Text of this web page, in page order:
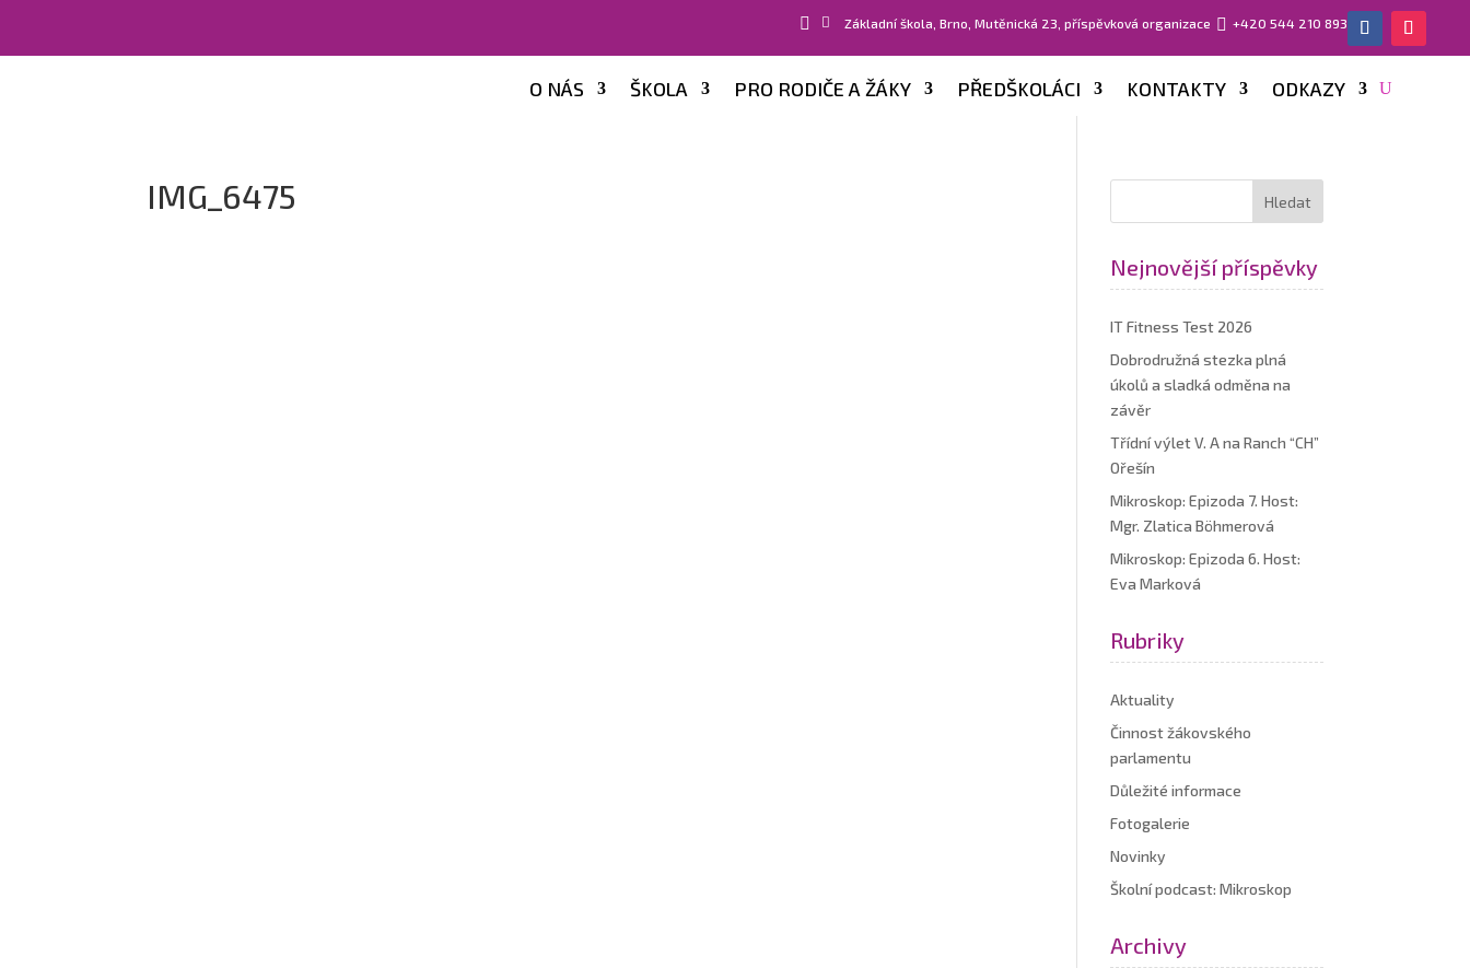
  Základní škola, Brno, Mutěnická 23, příspěvková organizace  +420 544 210 893
O NÁS ŠKOLA PRO RODIČE A ŽÁKY PŘEDŠKOLÁCI KONTAKTY ODKAZY
IMG_6475
Nejnovější příspěvky
IT Fitness Test 2026
Dobrodružná stezka plná
úkolů a sladká odměna na
závěr
Třídní výlet V. A na Ranch “CH”
Ořešín
Mikroskop: Epizoda 7. Host:
Mgr. Zlatica Böhmerová
Mikroskop: Epizoda 6. Host:
Eva Marková
Rubriky
Aktuality
Činnost žákovského
parlamentu
Důležité informace
Fotogalerie
Novinky
Školní podcast: Mikroskop
Archivy